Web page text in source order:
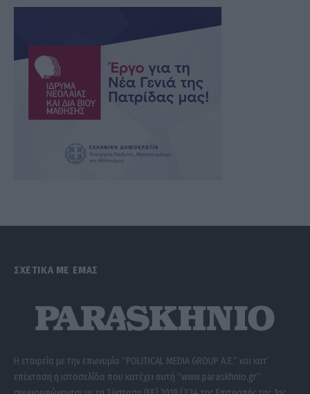
ΣΧΕΤΙΚΑ ΜΕ ΕΜΑΣ
Η εταιρεία με την επωνυμία “POLITICAL MEDIA GROUP A.E.” και κατ’
επέκταση η ιστοσελίδα που κατέχει αυτή “www.paraskhnio.gr”